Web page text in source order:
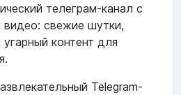
телеграм-канал с
свежие шутки,
контент для
Telegram-